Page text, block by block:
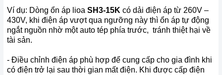
Ví dụ: Dòng ổn áp lioa SH3-15K có dải điện áp từ 260V –
430V, khi điện áp vượt qua ngưỡng này thì ổn áp tự động
ngắt nguồn nhờ một auto tép phía trước, tránh thiệt hại về
tài sản.
- Điều chỉnh điện áp phù hợp để cung cấp cho gia đình khi
có điện trở lại sau thời gian mất điện. Khi được cấp điện